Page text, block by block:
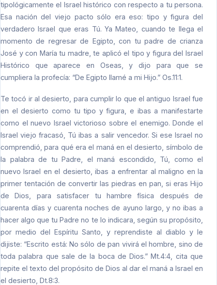
tipológicamente el Israel histórico con respecto a tu persona.
Esa nación del viejo pacto sólo era eso: tipo y figura del
verdadero Israel que eras Tú. Ya Mateo, cuando te llega el
momento de regresar de Egipto, con tu padre de crianza
José y con María tu madre, te aplicó el tipo y figura del Israel
Histórico que aparece en Oseas, y dijo para que se
cumpliera la profecía: “De Egipto llamé a mi Hijo.” Os.11:1.
Te tocó ir al desierto, para cumplir lo que el antiguo Israel fue
en el desierto como tu tipo y figura, e ibas a manifestarte
como el nuevo Israel victorioso sobre el enemigo. Donde el
Israel viejo fracasó, Tú ibas a salir vencedor. Si ese Israel no
comprendió, para qué era el maná en el desierto, símbolo de
la palabra de tu Padre, el maná escondido, Tú, como el
nuevo Israel en el desierto, ibas a enfrentar al maligno en la
primer tentación de convertir las piedras en pan, si eras Hijo
de Dios, para satisfacer tu hambre física después de
cuarenta días y cuarenta noches de ayuno largo, y no ibas a
hacer algo que tu Padre no te lo indicara, según su propósito,
por medio del Espíritu Santo, y reprendiste al diablo y le
dijiste: “Escrito está: No sólo de pan vivirá el hombre, sino de
toda palabra que sale de la boca de Dios.” Mt.4:4, cita que
repite el texto del propósito de Dios al dar el maná a Israel en
el desierto, Dt.8:3.